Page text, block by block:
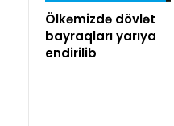
Ölkəmizdə dövlət
bayraqları yarıya
endirilib